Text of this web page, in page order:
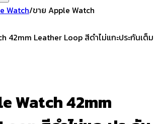
Watch/ขาย Apple Watch
Watch 42mm